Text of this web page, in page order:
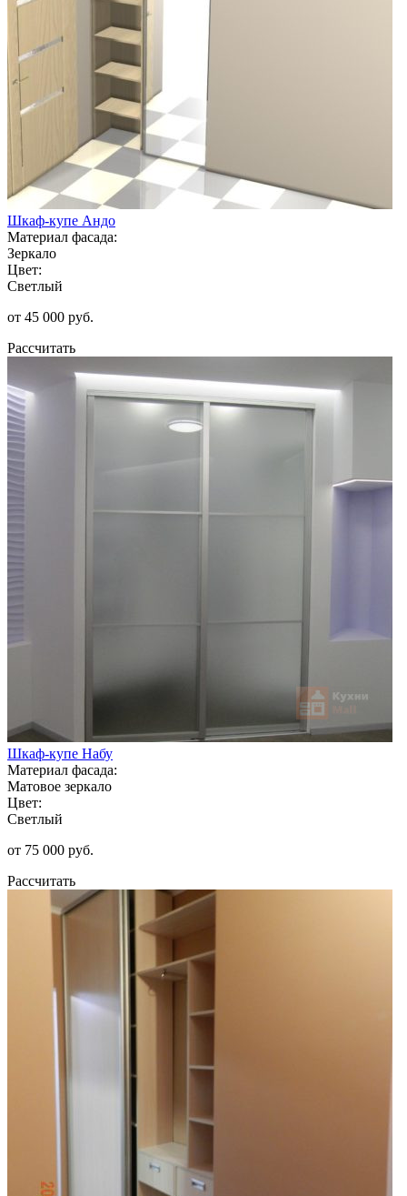
Шкаф-купе Андо
Материал фасада:
Зеркало
Цвет:
Светлый
от 45 000 руб.
Рассчитать
Шкаф-купе Набу
Материал фасада:
Матовое зеркало
Цвет:
Светлый
от 75 000 руб.
Рассчитать